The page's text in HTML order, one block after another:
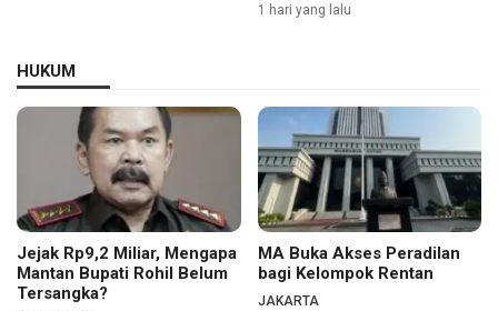
1 hari yang lalu
HUKUM
Jejak Rp9,2 Miliar, Mengapa
Mantan Bupati Rohil Belum
Tersangka?
MA Buka Akses Peradilan
bagi Kelompok Rentan
JAKARTA